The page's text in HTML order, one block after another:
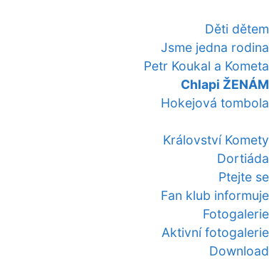
Děti dětem
Jsme jedna rodina
Petr Koukal a Kometa
Chlapi ŽENÁM
Hokejová tombola
Království Komety
Dortiáda
Ptejte se
Fan klub informuje
Fotogalerie
Aktivní fotogalerie
Download